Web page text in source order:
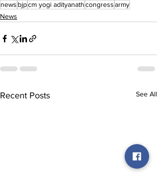
news bjpcm yogi adityanathcongressarmy
News
Recent Posts See All